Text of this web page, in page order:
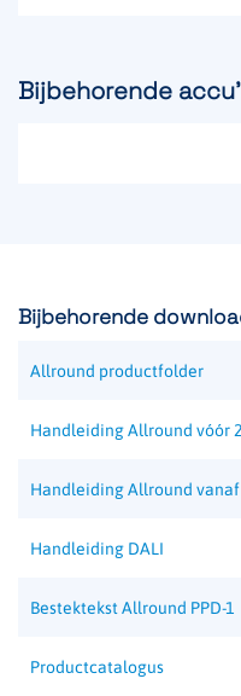
Bijbehorende
Bijbehorende
Allround productfolder
Handleiding Allround vóór
Handleiding Allround vanaf
Handleiding DALI
Bestektekst Allround PPD-1
Productcatalogus